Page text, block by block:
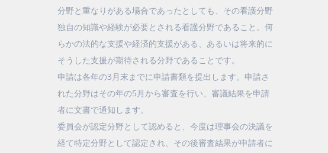
分野と重なりがある場合であったとしても、その看護分野
独自の知識や経験が必要とされる看護分野であること。何
らかの法的な支援や経済的支援がある、あるいは将来的に
そうした支援が期待される分野であることです。
申請は各年の3月末までに申請書類を提出します。申請さ
れた分野はその年の5月から審査を行い、審議結果を申請
者に文書で通知します。
委員会が認定分野として認めると、今度は理事会の決議を
経て特定分野として認定され、その後審査結果が申請者に